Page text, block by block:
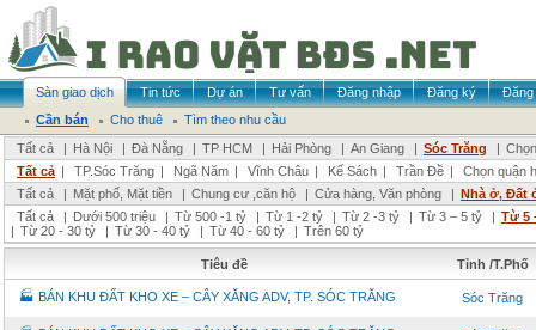
Sàn giao dịch Tin tức Dự án Tư vấn Đăng nhập Đăng ký
Đăng
Cần bán
Cho thuê
Tìm theo nhu cầu
Tất cả
| Hà Nội | Đà Nẵng | TP HCM | Hải Phòng | An Giang | Sóc Trăng |
Tất cả | TP.Sóc Trăng | Ngã Năm | Vĩnh Châu | Kế Sách | Trần Đề |
Chọn quận
Tất cả
| Mặt phố, Mặt tiền | Chung cư ,căn hộ | Cửa hàng, Văn phòng | Nhà ở, Đất
Tất cả
| Dưới 500 triệu | Từ 500 -1 tỷ | Từ 1 -2 tỷ | Từ 2 -3 tỷ | Từ 3 – 5 tỷ | Từ 5
| Từ 20 - 30 tỷ | Từ 30 - 40 tỷ | Từ 40 - 60 tỷ | Trên 60 tỷ
Tiêu đề Tỉnh /T.Phố
🏭 BÁN KHU ĐẤT KHO XE – CÂY XĂNG ADV, TP. SÓC TRĂNG Sóc Trăng